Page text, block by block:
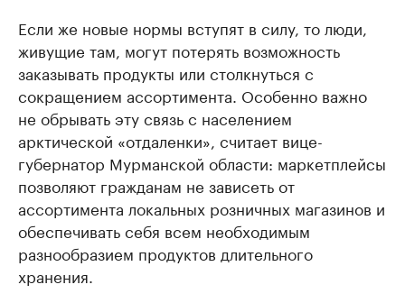
Если же новые нормы вступят в силу, то люди,
живущие там, могут потерять возможность
заказывать продукты или столкнуться с
сокращением ассортимента. Особенно важно
не обрывать эту связь с населением
арктической «отдаленки», считает вице-
губернатор Мурманской области: маркетплейсы
позволяют гражданам не зависеть от
ассортимента локальных розничных магазинов и
обеспечивать себя всем необходимым
разнообразием продуктов длительного
хранения.